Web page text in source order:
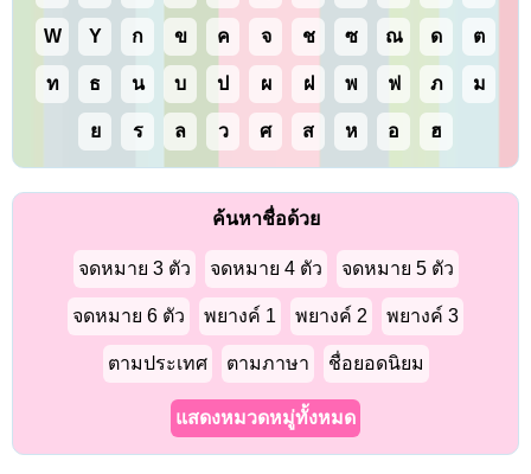
W Y ก ข ค จ ช ซ ณ ด ต
ท ธ น บ ป ผ ฝ พ ฟ ภ ม
ย ร ล ว ศ ส ห อ ฮ
ค้นหาชื่อด้วย
จดหมาย 3 ตัว จดหมาย 4 ตัว จดหมาย 5 ตัว
จดหมาย 6 ตัว พยางค์ 1 พยางค์ 2 พยางค์ 3
ตามประเทศ ตามภาษา ชื่อยอดนิยม
แสดงหมวดหมู่ทั้งหมด